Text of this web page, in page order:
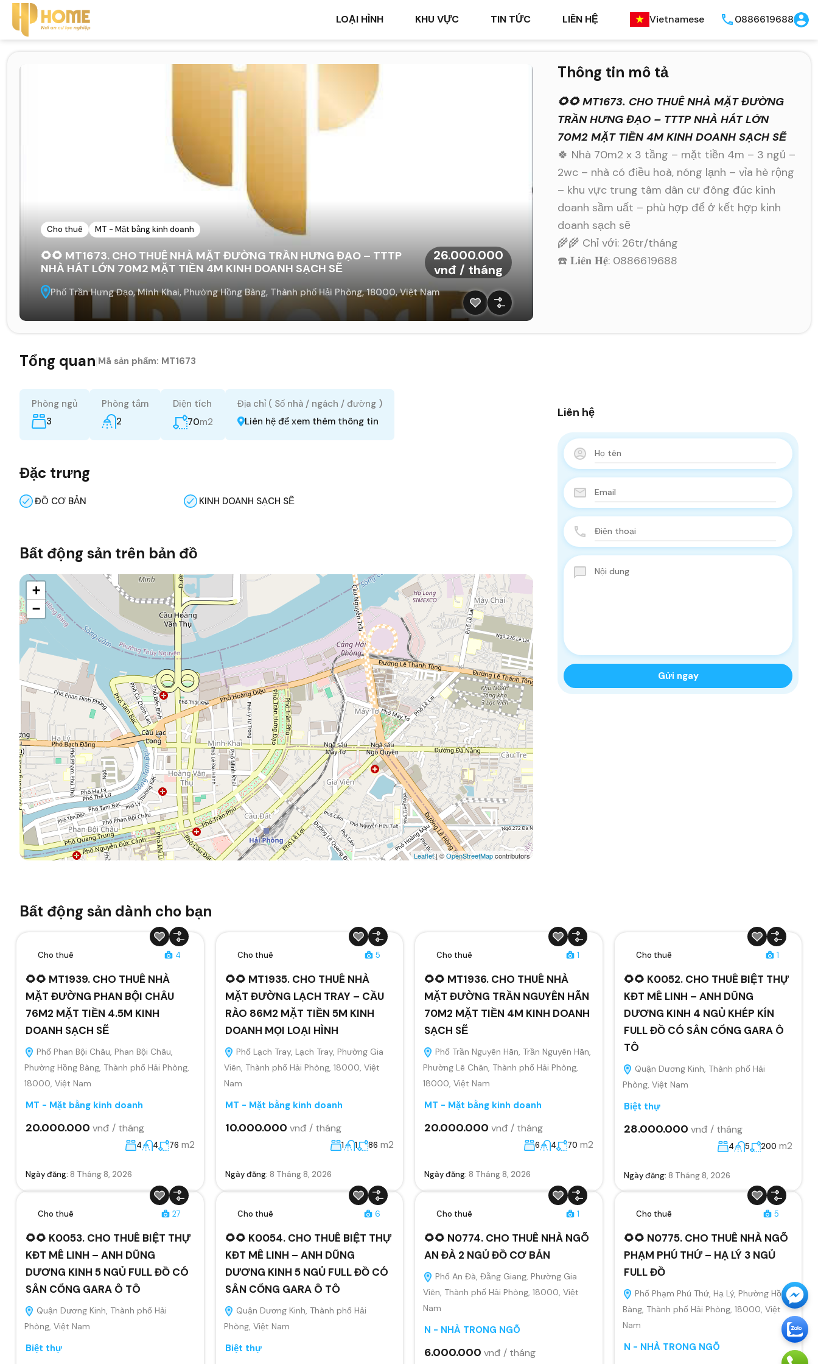
LOẠI HÌNH KHU VỰC TIN TỨC LIÊN HỆ Vietnamese 0886619688
Cho thuê MT - Mặt bằng kinh doanh
🌻🌻 MT1673. CHO THUÊ NHÀ MẶT ĐƯỜNG TRẦN HƯNG ĐẠO – TTTP
NHÀ HÁT LỚN 70M2 MẶT TIỀN 4M KINH DOANH SẠCH SẼ
26.000.000
vnđ / tháng
Phố Trần Hưng Đạo, Minh Khai, Phường Hồng Bàng, Thành phố Hải Phòng, 18000, Việt Nam
Thông tin mô tả
🌻🌻 MT1673. CHO THUÊ NHÀ MẶT ĐƯỜNG
TRẦN HƯNG ĐẠO – TTTP NHÀ HÁT LỚN
70M2 MẶT TIỀN 4M KINH DOANH SẠCH SẼ
🍀 Nhà 70m2 x 3 tầng – mặt tiền 4m – 3 ngủ –
2wc – nhà có điều hoà, nóng lạnh – vỉa hè rộng
– khu vực trung tâm dân cư đông đúc kinh
doanh sầm uất – phù hợp để ở kết hợp kinh
doanh sạch sẽ
🌾🌾 Chỉ với: 26tr/tháng
☎️ 𝐋𝐢𝐞̂𝐧 𝐇𝐞̣̂: 0886619688
Tổng quan Mã sản phẩm: MT1673
Phòng ngủ
3
Phòng tắm
2
Diện tích
70m2
Địa chỉ ( Số nhà / ngách / đường )
Liên hệ để xem thêm thông tin
Đặc trưng
ĐỒ CƠ BẢN KINH DOANH SẠCH SẼ
Bất động sản trên bản đồ
+
−
Leaflet| ©OpenStreetMapcontributors
Liên hệ
Bất động sản dành cho bạn
Cho thuê 4
🌻🌻 MT1939. CHO THUÊ NHÀ
MẶT ĐƯỜNG PHAN BỘI CHÂU
76M2 MẶT TIỀN 4.5M KINH
DOANH SẠCH SẼ
Phố Phan Bội Châu, Phan Bội Châu,
Phường Hồng Bàng, Thành phố Hải Phòng,
18000, Việt Nam
MT - Mặt bằng kinh doanh
20.000.000 vnđ / tháng
4 4 76 m2
Ngày đăng: 8 Tháng 8, 2026
Cho thuê 5
🌻🌻 MT1935. CHO THUÊ NHÀ
MẶT ĐƯỜNG LẠCH TRAY – CẦU
RÀO 86M2 MẶT TIỀN 5M KINH
DOANH MỌI LOẠI HÌNH
Phố Lạch Tray, Lạch Tray, Phường Gia
Viên, Thành phố Hải Phòng, 18000, Việt
Nam
MT - Mặt bằng kinh doanh
10.000.000 vnđ / tháng
1 1 86 m2
Ngày đăng: 8 Tháng 8, 2026
Cho thuê 1
🌻🌻 MT1936. CHO THUÊ NHÀ
MẶT ĐƯỜNG TRẦN NGUYÊN HÃN
70M2 MẶT TIỀN 4M KINH DOANH
SẠCH SẼ
Phố Trần Nguyên Hãn, Trần Nguyên Hãn,
Phường Lê Chân, Thành phố Hải Phòng,
18000, Việt Nam
MT - Mặt bằng kinh doanh
20.000.000 vnđ / tháng
6 4 70 m2
Ngày đăng: 8 Tháng 8, 2026
Cho thuê 1
🌻🌻 K0052. CHO THUÊ BIỆT THỰ
KĐT MÊ LINH – ANH DŨNG
DƯƠNG KINH 4 NGỦ KHÉP KÍN
FULL ĐỒ CÓ SÂN CỔNG GARA Ô
TÔ
Quận Dương Kinh, Thành phố Hải
Phòng, Việt Nam
Biệt thự
28.000.000 vnđ / tháng
4 5 200 m2
Ngày đăng: 8 Tháng 8, 2026
Cho thuê 27
🌻🌻 K0053. CHO THUÊ BIỆT THỰ
KĐT MÊ LINH – ANH DŨNG
DƯƠNG KINH 5 NGỦ FULL ĐỒ CÓ
SÂN CỔNG GARA Ô TÔ
Quận Dương Kinh, Thành phố Hải
Phòng, Việt Nam
Biệt thự
Cho thuê 6
🌻🌻 K0054. CHO THUÊ BIỆT THỰ
KĐT MÊ LINH – ANH DŨNG
DƯƠNG KINH 5 NGỦ FULL ĐỒ CÓ
SÂN CỔNG GARA Ô TÔ
Quận Dương Kinh, Thành phố Hải
Phòng, Việt Nam
Biệt thự
Cho thuê 1
🌻🌻 N0774. CHO THUÊ NHÀ NGÕ
AN ĐÀ 2 NGỦ ĐỒ CƠ BẢN
Phố An Đà, Đằng Giang, Phường Gia
Viên, Thành phố Hải Phòng, 18000, Việt
Nam
N - NHÀ TRONG NGÕ
6.000.000 vnđ / tháng
Cho thuê 5
🌻🌻 N0775. CHO THUÊ NHÀ NGÕ
PHẠM PHÚ THỨ – HẠ LÝ 3 NGỦ
FULL ĐỒ
Phố Phạm Phú Thứ, Hạ Lý, Phường Hồng
Bàng, Thành phố Hải Phòng, 18000, Việt
Nam
N - NHÀ TRONG NGÕ